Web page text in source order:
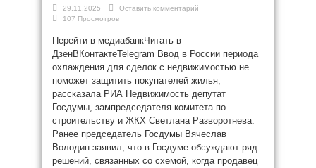
29.11.2025
Оставить комментарий
107 Просмотров
Перейти в медиабанкЧитать в
ДзенВКонтактеTelegram Ввод в России периода
охлаждения для сделок с недвижимостью не
поможет защитить покупателей жилья,
рассказала РИА Недвижимость депутат
Госдумы, зампредседателя комитета по
строительству и ЖКХ Светлана Разворотнева.
Ранее председатель Госдумы Вячеслав
Володин заявил, что в Госдуме обсуждают ряд
решений, связанных со схемой, когда продавец